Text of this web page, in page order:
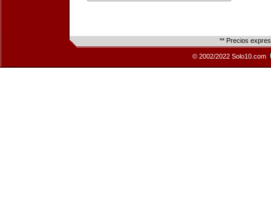
** Precios
© 2002/2022 Solo10.com